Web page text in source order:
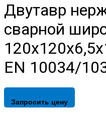
Двутавр
сварной
EN 10034/
Запросить цену